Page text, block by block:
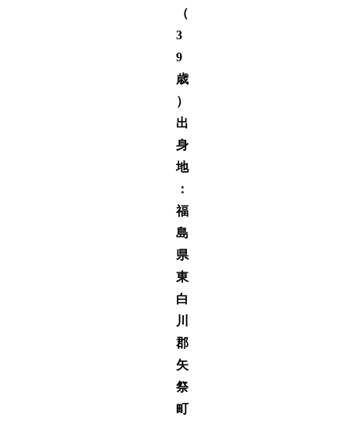
（
3
9
歳
）
出
身
地
：
福
島
県
東
白
川
郡
矢
祭
町